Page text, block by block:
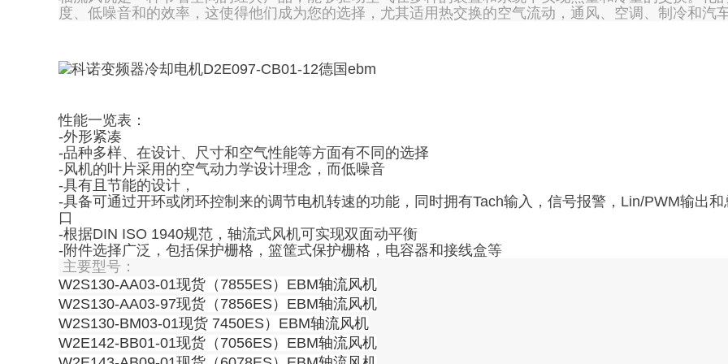
度、低噪音和的效率，这使得他们成为您的选择，尤其适用热交换的空气流动，通风、空调、制冷和汽
性能一览表：
-外形紧凑
-品种多样、在设计、尺寸和空气性能等方面有不同的选择
-风机的叶片采用的空气动力学设计理念，而低噪音
-具有且节能的设计，
-具备可通过开环或闭环控制来的调节电机转速的功能，同时拥有Tach输入，信号报警，Lin/PWM输出和
口
-根据DIN ISO 1940规范，轴流式风机可实现双面动平衡
-附件选择广泛，包括保护栅格，篮筐式保护栅格，电容器和接线盒等
主要型号：
W2S130-AA03-01现货（7855ES）EBM轴流风机
W2S130-AA03-97现货（7856ES）EBM轴流风机
W2S130-BM03-01现货 7450ES）EBM轴流风机
W2E142-BB01-01现货（7056ES）EBM轴流风机